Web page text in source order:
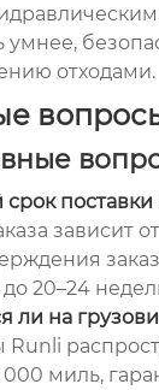
отходами.
зависит
до 20–24
ли на
Runli
000 миль,